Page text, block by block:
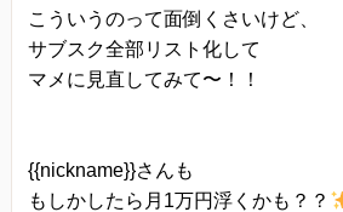
こういうのって面倒くさいけど、
サブスク全部リスト化して
マメに見直してみて〜！！
{{nickname}}さんも
もしかしたら月1万円浮くかも？？